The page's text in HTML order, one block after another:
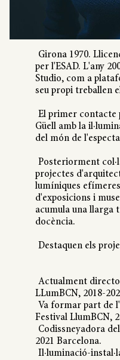
Girona 1970.
per l'ESAD. L'any
Studio, com a
seu propi treballen
El primer contacte
Güell amb la
del món de
Posteriorment
projectes
lumíniques
d'exposicions i
acumula una llarga
docència.
Destaquen els
Actualment
LLumBCN, 2018-
Va formar part de
Festival LlumBCN,
Codissneyadora
2021 Barcelona.
Il·luminació-